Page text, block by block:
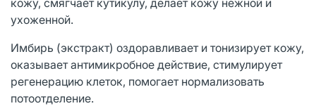
ухоженной.
Имбирь (экстракт) оздоравливает и тонизирует кожу,
оказывает антимикробное действие, стимулирует
регенерацию клеток, помогает нормализовать
потоотделение.